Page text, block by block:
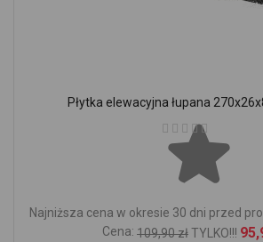
Płytka elewacyjna łupana
Ocena:
Najniższa cena w okresie 30 dni przed
Cena: 109,90 złTYLKO!!!